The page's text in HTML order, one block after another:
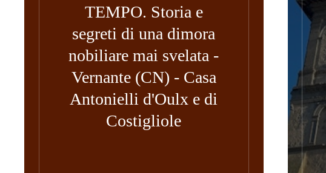
TEMPO. Storia e
segreti di una dimora
nobiliare mai svelata -
Vernante (CN) - Casa
Antonielli d'Oulx e di
Costigliole